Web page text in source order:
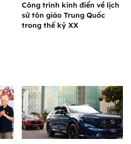
Công trình kinh điển về lịch
sử tôn giáo Trung Quốc
trong thế kỷ XX